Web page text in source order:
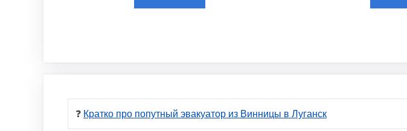
❓ Кратко про попутный эвакуатор из Винницы в Луганск